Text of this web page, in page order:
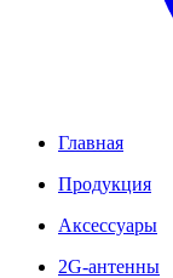
Главная
Продукция
Аксессуары
2G-антенны